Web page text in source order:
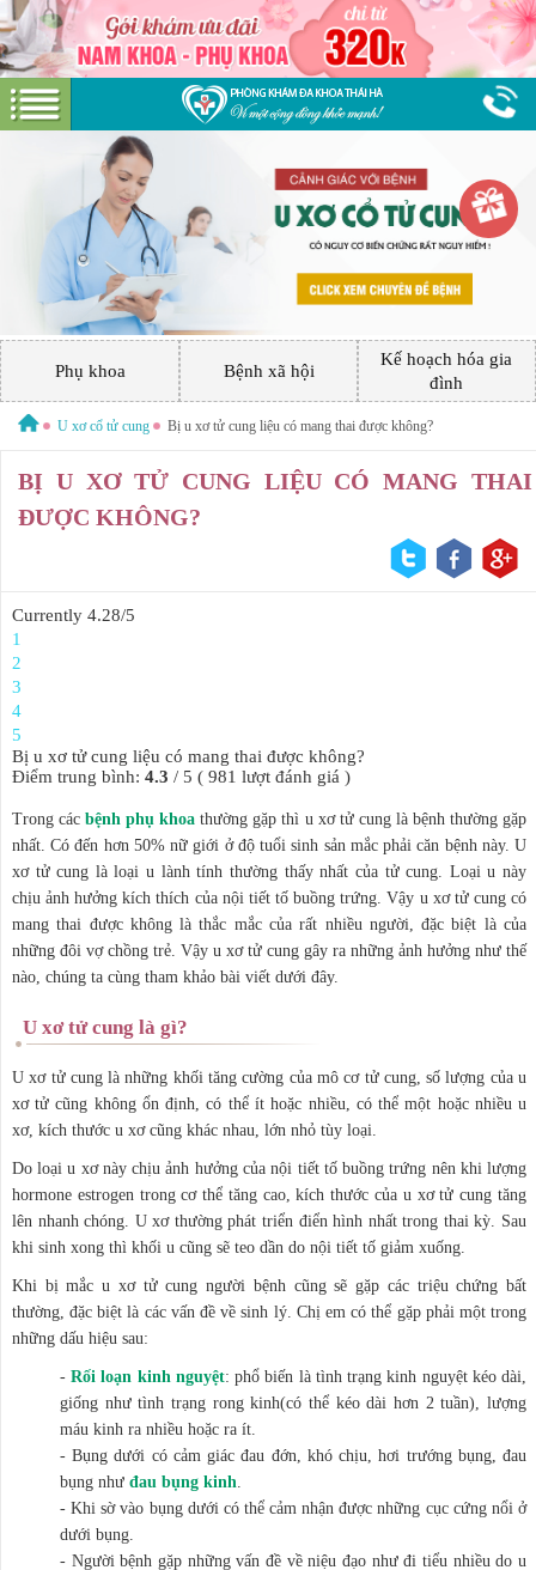
Hotline:0379 544 317 Miễn phí tư vấn
GIỚI THIỆU
GIỚI THIỆU VỀ PHÒNG KHÁM
GÓI DỊCH VỤ
PHỤ KHOA
GIA ĐÌNH
BỆNH HẬU MÔN
Phụ khoa Bệnh xã hội
Kế hoạch hóa gia
đình
U xơ cổ tử cung Bị u xơ tử cung liệu có mang thai được không?
BỊ U XƠ TỬ CUNG LIỆU CÓ MANG THAI
ĐƯỢC KHÔNG?
Currently 4.28/5
1
2
3
4
5
Bị u xơ tử cung liệu có mang thai được không?
Điểm trung bình: 4.3 / 5 ( 981 lượt đánh giá )
Trong cácbệnh phụ khoa thường gặp thì u xơ tử cung là bệnh thường gặp
nhất. Có đến hơn 50% nữ giới ở độ tuổi sinh sản mắc phải căn bệnh này. U
xơ tử cung là loại u lành tính thường thấy nhất của tử cung. Loại u này
chịu ảnh hưởng kích thích của nội tiết tố buồng trứng. Vậy u xơ tử cung có
mang thai được không là thắc mắc của rất nhiều người, đặc biệt là của
những đôi vợ chồng trẻ. Vậy u xơ tử cung gây ra những ảnh hưởng như thế
nào, chúng ta cùng tham khảo bài viết dưới đây.
U xơ tử cung là gì?
U xơ tử cung là những khối tăng cường của mô cơ tử cung, số lượng của u
xơ tử cũng không ổn định, có thể ít hoặc nhiều, có thể một hoặc nhiều u
xơ, kích thước u xơ cũng khác nhau, lớn nhỏ tùy loại.
Do loại u xơ này chịu ảnh hưởng của nội tiết tố buồng trứng nên khi lượng
hormone estrogen trong cơ thể tăng cao, kích thước của u xơ tử cung tăng
lên nhanh chóng. U xơ thường phát triển điển hình nhất trong thai kỳ. Sau
khi sinh xong thì khối u cũng sẽ teo dần do nội tiết tố giảm xuống.
Khi bị mắc u xơ tử cung người bệnh cũng sẽ gặp các triệu chứng bất
thường, đặc biệt là các vấn đề về sinh lý. Chị em có thể gặp phải một trong
những dấu hiệu sau:
-Rối loạn kinh nguyệt: phổ biến là tình trạng kinh nguyệt kéo dài,
giống như tình trạng rong kinh(có thể kéo dài hơn 2 tuần), lượng
máu kinh ra nhiều hoặc ra ít.
- Bụng dưới có cảm giác đau đớn, khó chịu, hơi trướng bụng, đau
bụng như đau bụng kinh.
- Khi sờ vào bụng dưới có thể cảm nhận được những cục cứng nổi ở
dưới bụng.
- Người bệnh gặp những vấn đề về niệu đạo như đi tiểu nhiều do u